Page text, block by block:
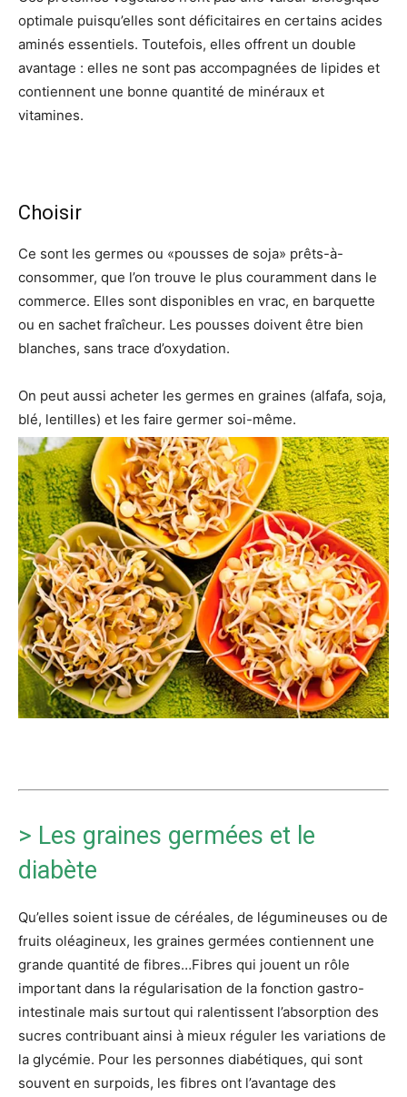
optimale puisqu’elles sont déficitaires en certains acides
aminés essentiels. Toutefois, elles offrent un double
avantage : elles ne sont pas accompagnées de lipides et
contiennent une bonne quantité de minéraux et
vitamines.
Choisir
Ce sont les germes ou «pousses de soja» prêts-à-
consommer, que l’on trouve le plus couramment dans le
commerce. Elles sont disponibles en vrac, en barquette
ou en sachet fraîcheur. Les pousses doivent être bien
blanches, sans trace d’oxydation.
On peut aussi acheter les germes en graines (alfafa, soja,
blé, lentilles) et les faire germer soi-même.
> Les graines germées et le
diabète
Qu’elles soient issue de céréales, de légumineuses ou de
fruits oléagineux, les graines germées contiennent une
grande quantité de fibres…Fibres qui jouent un rôle
important dans la régularisation de la fonction gastro-
intestinale mais surtout qui ralentissent l’absorption des
sucres contribuant ainsi à mieux réguler les variations de
la glycémie. Pour les personnes diabétiques, qui sont
souvent en surpoids, les fibres ont l’avantage des